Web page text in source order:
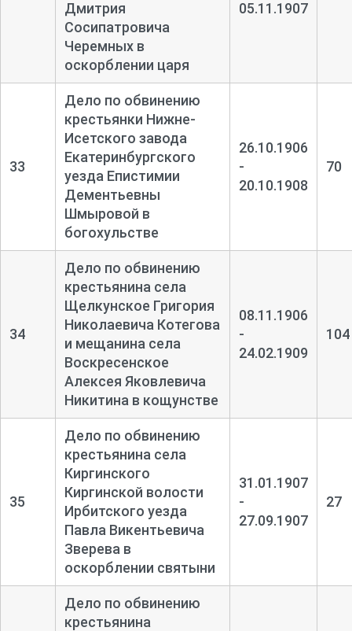
Дмитрия
Сосипатровича
Черемных в
оскорблении царя
05.11.1907
33
Дело по обвинению
крестьянки Нижне-
Исетского завода
Екатеринбургского
уезда Епистимии
Дементьевны
Шмыровой в
богохульстве
26.10.1906
-
20.10.1908
70
34
Дело по обвинению
крестьянина села
Щелкунское Григория
Николаевича Котегова
и мещанина села
Воскресенское
Алексея Яковлевича
Никитина в кощунстве
08.11.1906
-
24.02.1909
104
35
Дело по обвинению
крестьянина села
Киргинского
Киргинской волости
Ирбитского уезда
Павла Викентьевича
Зверева в
оскорблении святыни
31.01.1907
-
27.09.1907
27
Дело по обвинению
крестьянина